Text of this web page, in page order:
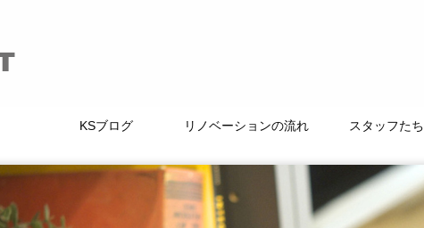
KSブログ リノベーションの流れ スタッフたち